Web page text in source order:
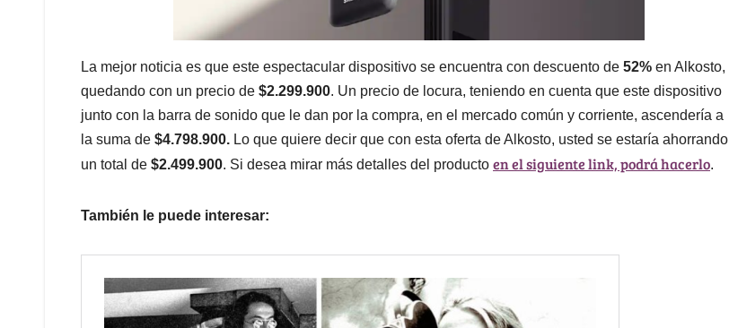
La mejor noticia es que este espectacular dispositivo se encuentra con descuento de 52% en Alkosto,
quedando con un precio de $2.299.900. Un precio de locura, teniendo en cuenta que este dispositivo
junto con la barra de sonido que le dan por la compra, en el mercado común y corriente, ascendería a
la suma de $4.798.900. Lo que quiere decir que con esta oferta de Alkosto, usted se estaría ahorrando
un total de $2.499.900. Si desea mirar más detalles del producto en el siguiente link, podrá hacerlo.
También le puede interesar: